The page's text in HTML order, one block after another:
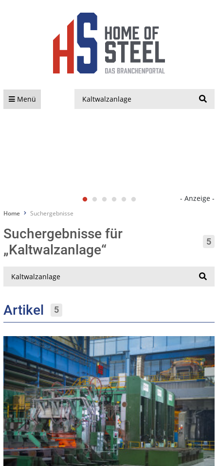
Menü
- Anzeige -
Home Suchergebnisse
Suchergebnisse für
„Kaltwalzanlage“
5
Artikel 5